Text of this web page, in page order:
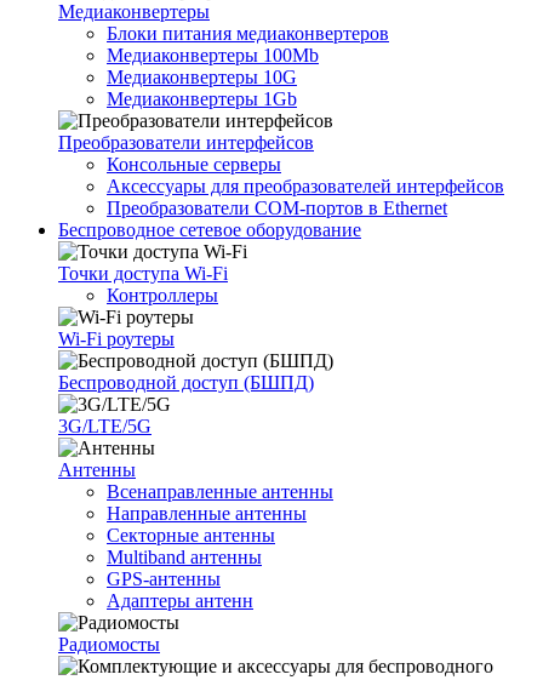
Медиаконвертеры
Блоки питания медиаконвертеров
Медиаконвертеры 100Mb
Медиаконвертеры 10G
Медиаконвертеры 1Gb
Преобразователи интерфейсов
Консольные серверы
Аксессуары для преобразователей интерфейсов
Преобразователи COM-портов в Ethernet
Беспроводное сетевое оборудование
Точки доступа Wi-Fi
Контроллеры
Wi-Fi роутеры
Беспроводной доступ (БШПД)
3G/LTE/5G
Антенны
Всенаправленные антенны
Направленные антенны
Секторные антенны
Multiband антенны
GPS-антенны
Адаптеры антенн
Радиомосты